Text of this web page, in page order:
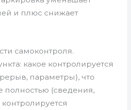
и плюс снижает
самоконтроля.
какое контролируется
параметры), что
полностью (сведения,